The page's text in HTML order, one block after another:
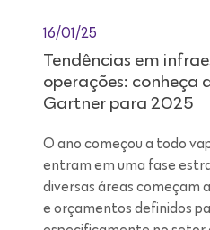
16/01/25
Tendências em
operações: conheça
Gartner para 2025
O ano começou a todo
entram em uma fase
diversas áreas começam
e orçamentos definidos